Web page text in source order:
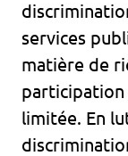
services
matière de
participation
limitée. En